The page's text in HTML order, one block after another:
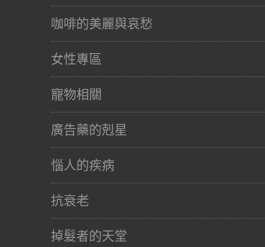
咖啡的美麗與哀愁
女性專區
寵物相關
廣告藥的剋星
惱人的疾病
抗衰老
掉髮者的天堂